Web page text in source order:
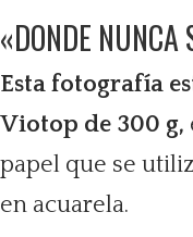
«DONDE NUNCA
Esta fotografía
Viotop de 300 g,
papel que se
en acuarela.